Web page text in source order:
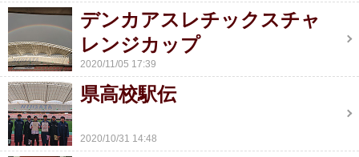
デンカアスレチックスチャ
レンジカップ
2020/11/05 17:39
県高校駅伝
2020/10/31 14:48